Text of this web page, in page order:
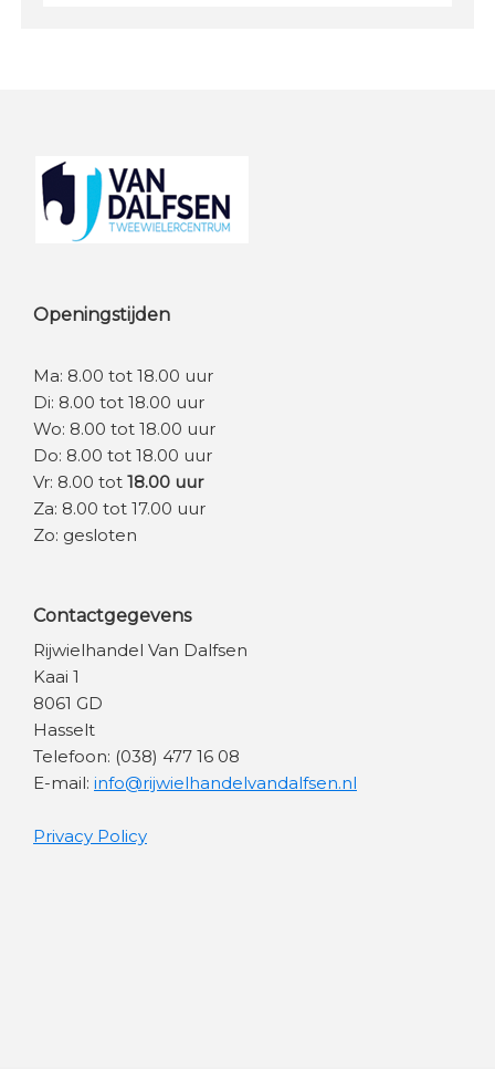
Footer
Openingstijden
Ma: 8.00 tot 18.00 uur
Di: 8.00 tot 18.00 uur
Wo: 8.00 tot 18.00 uur
Do: 8.00 tot 18.00 uur
Vr: 8.00 tot 18.00 uur
Za: 8.00 tot 17.00 uur
Zo: gesloten
Contactgegevens
Rijwielhandel Van Dalfsen
Kaai 1
8061 GD
Hasselt
Telefoon: (038) 477 16 08
E-mail: info@rijwielhandelvandalfsen.nl
Privacy Policy